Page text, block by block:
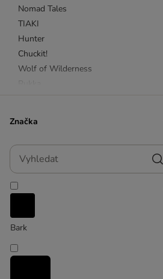
Nomad Tales
TIAKI
Hunter
Chuckit!
Wolf of Wilderness
zooplus Basics
Pískací hračky
Míčky, činky & frisbee
Značka
Vyhledat
Bark